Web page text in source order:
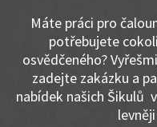
Máte práci pro
potřebujete
osvědčeného?
zadejte zakázku a
nabídek našich Šikulů